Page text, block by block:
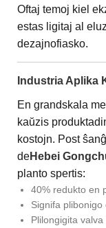
Oftaj temoj kiel
estas ligitaj al
dezajnofiasko.
Industria Aplika
En grandskala
kaŭzis
kostojn. Post
deHebei
planto spertis:
40% redukto en
Signifa
Plilongigita